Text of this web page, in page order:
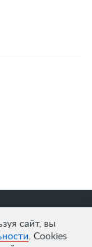
сайт, вы
. Cookies